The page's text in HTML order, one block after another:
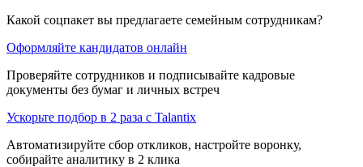
Какой соцпакет вы предлагаете семейным сотрудникам?
Оформляйте кандидатов онлайн
Проверяйте сотрудников и подписывайте кадровые
документы без бумаг и личных встреч
Ускорьте подбор в 2 раза с Talantix
Автоматизируйте сбор откликов, настройте воронку,
собирайте аналитику в 2 клика